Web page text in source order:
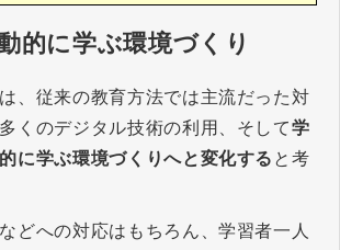
的に学ぶ環境づくり
、従来の教育方法では主流だった対
くのデジタル技術の利用、そして学
に学ぶ環境づくりへと変化する と考
どへの対応はもちろん、学習者一人